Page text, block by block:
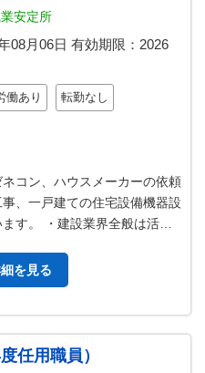
安定所
08月06日 有効期限： 2026
働あり 転勤なし
コン、ハウスメーカーの依頼
、一戸建ての住宅設備機器設
す。 ・建設業界全般は活況
を見る
任用職員）